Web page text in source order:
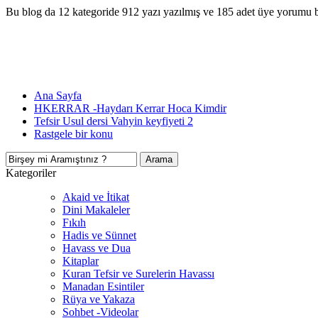
Bu blog da 12 kategoride 912 yazı yazılmış ve 185 adet üye yorumu
Ana Sayfa
HKERRAR -Haydarı Kerrar Hoca Kimdir
Tefsir Usul dersi Vahyin keyfiyeti 2
Rastgele bir konu
Kategoriler
Akaid ve İtikat
Dini Makaleler
Fıkıh
Hadis ve Sünnet
Havass ve Dua
Kitaplar
Kuran Tefsir ve Surelerin Havassı
Manadan Esintiler
Rüya ve Yakaza
Sohbet -Videolar